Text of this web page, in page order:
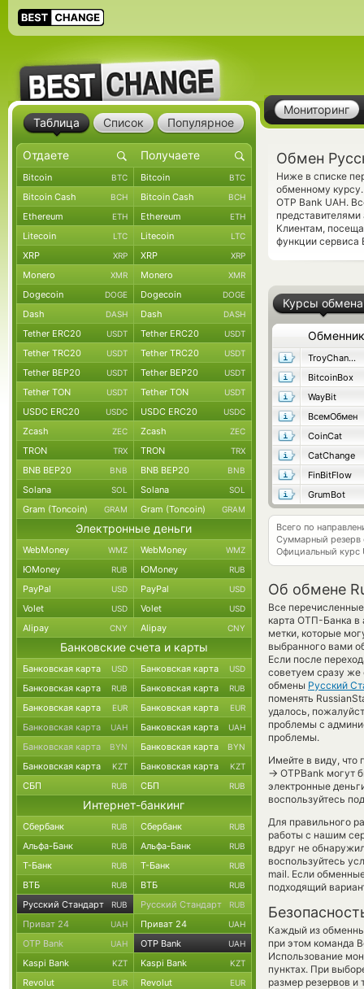
Мониторинг
Обмен
Ниже в списке
обменному
OTP Bank UAH.
Клиентам,
функции сервиса
Курсы обмена
Обменник
TroyChange
BitcoinBox
WayBit
ВсемОбмен
CoinCat
CatChange
FinBitFlow
GrumBot
Всего по
Суммарный резерв
Официальный курс
Об обмене
Все
карта ОТП-Банка в
метки, которые
выбранного вами
Если после
советуем сразу же
обмены Русский
поменять
удалось,
проблемы с
проблемы.
Имейте в виду, что
→ OTPBank могут
электронные
воспользуйтесь
Для правильного
работы с нашим
вдруг не
воспользуйтесь
mail. Если
подходящий
Каждый из
при этом команда
Использование
пунктах. При
размер резервов и
Таблица Список Популярное
Bitcoin BTC Bitcoin BTC
Bitcoin Cash BCH Bitcoin Cash BCH
Ethereum ETH Ethereum ETH
Litecoin LTC Litecoin LTC
XRP XRP XRP XRP
Monero XMR Monero XMR
Dogecoin DOGE Dogecoin DOGE
Dash DASH Dash DASH
Tether ERC20 USDT Tether ERC20 USDT
Tether TRC20 USDT Tether TRC20 USDT
Tether BEP20 USDT Tether BEP20 USDT
Tether TON USDT Tether TON USDT
USDC ERC20 USDC USDC ERC20 USDC
Zcash ZEC Zcash ZEC
TRON TRX TRON TRX
BNB BEP20 BNB BNB BEP20 BNB
Solana SOL Solana SOL
Gram (Toncoin) GRAM Gram (Toncoin) GRAM
Электронные деньги
WebMoney WMZ WebMoney WMZ
ЮMoney RUB ЮMoney RUB
PayPal USD PayPal USD
Volet USD Volet USD
Alipay CNY Alipay CNY
Банковские счета и карты
Банковская карта USD Банковская карта USD
Банковская карта RUB Банковская карта RUB
Банковская карта EUR Банковская карта EUR
Банковская карта UAH Банковская карта UAH
Банковская карта BYN Банковская карта BYN
Банковская карта KZT Банковская карта KZT
СБП RUB СБП RUB
Интернет-банкинг
Сбербанк RUB Сбербанк RUB
Альфа-Банк RUB Альфа-Банк RUB
Т-Банк RUB Т-Банк RUB
ВТБ RUB ВТБ RUB
Русский Стандарт RUB Русский Стандарт RUB
Приват 24 UAH Приват 24 UAH
OTP Bank UAH OTP Bank UAH
Kaspi Bank KZT Kaspi Bank KZT
Revolut EUR Revolut EUR